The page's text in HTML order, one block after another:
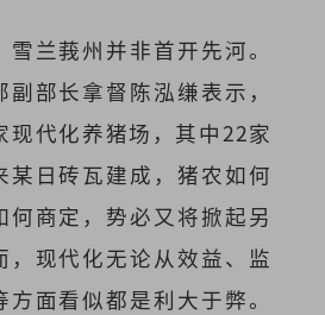
兰莪州并非首开先河。
部长拿督陈泓缣表示，
现代化养猪场，其中22家
某日砖瓦建成，猪农如何
何商定，势必又将掀起另
，现代化无论从效益、监
面看似都是利大于弊。